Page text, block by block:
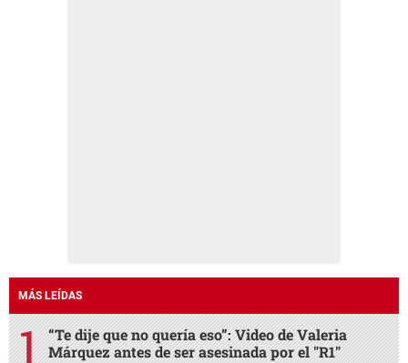
MÁS LEÍDAS
“Te dije que no quería eso”: Video de Valeria
Márquez antes de ser asesinada por el "R1"